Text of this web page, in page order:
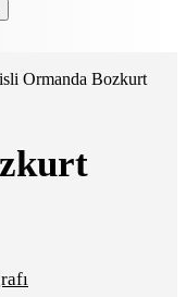
Ormanda Bozkurt